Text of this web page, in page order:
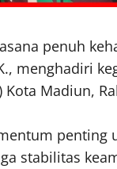
penuh
menghadiri
Madiun,
stabilitas